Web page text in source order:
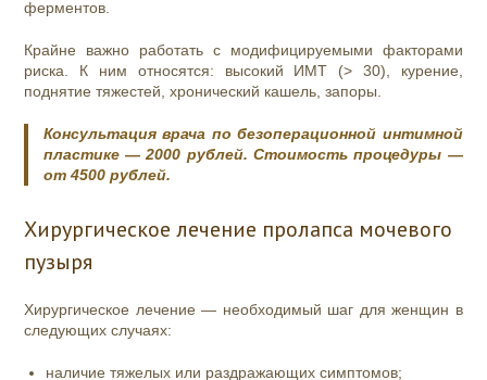
ферментов.
Крайне важно работать с модифицируемыми факторами
риска. К ним относятся: высокий ИМТ (> 30), курение,
поднятие тяжестей, хронический кашель, запоры.
Консультация врача по безоперационной интимной
пластике — 2000 рублей. Стоимость процедуры —
от 4500 рублей.
Хирургическое лечение пролапса мочевого
пузыря
Хирургическое лечение — необходимый шаг для женщин в
следующих случаях:
наличие тяжелых или раздражающих симптомов;